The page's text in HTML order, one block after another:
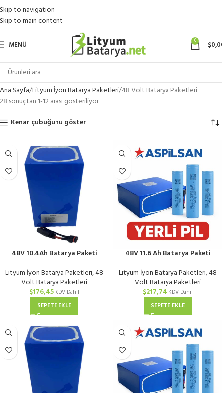
Skip to navigation
Skip to main content
MENÜ 0 $
Ana Sayfa Lityum İyon Batarya Paketleri 48 Volt Batarya Paketleri
28 sonuçtan 1-12 arası gösteriliyor
Kenar çubuğunu göster
48V 10.4Ah Batarya Paketi
Lityum İyon Batarya Paketleri,48
Volt Batarya Paketleri
$176,45 KDV Dahil
SEPETE EKLE
48V 11.6 Ah Batarya Paketi
Lityum İyon Batarya Paketleri,48
Volt Batarya Paketleri
$217,74 KDV Dahil
SEPETE EKLE